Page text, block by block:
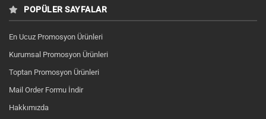
POPÜLER SAYFALAR
En Ucuz Promosyon Ürünleri
Kurumsal Promosyon Ürünleri
Toptan Promosyon Ürünleri
Mail Order Formu İndir
Hakkımızda